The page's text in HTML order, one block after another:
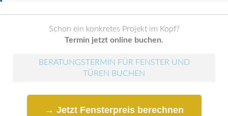
Schon ein konkretes Projekt im Kopf?
Termin jetzt online buchen.
BERATUNGSTERMIN FÜR FENSTER UND
TÜREN BUCHEN
→ Jetzt Fensterpreis berechnen